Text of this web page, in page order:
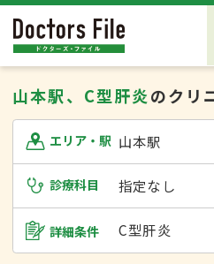
山本駅、C型肝炎のクリ
エリア・駅 山本駅
診療科目 指定なし
詳細条件 C型肝炎